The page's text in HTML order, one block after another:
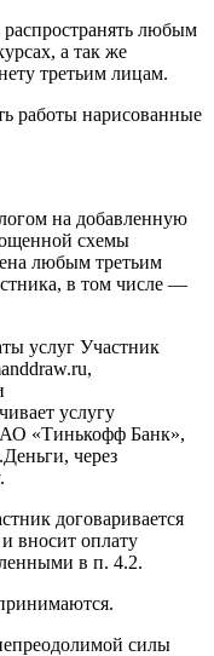
любым
а так же
третьим лицам.
работы нарисованные
на добавленную
схемы
любым третьим
в том числе —
услуг Участник
услугу
АО «Тинькофф Банк»,
через
договаривается
вносит оплату
в п. 4.2.
силы